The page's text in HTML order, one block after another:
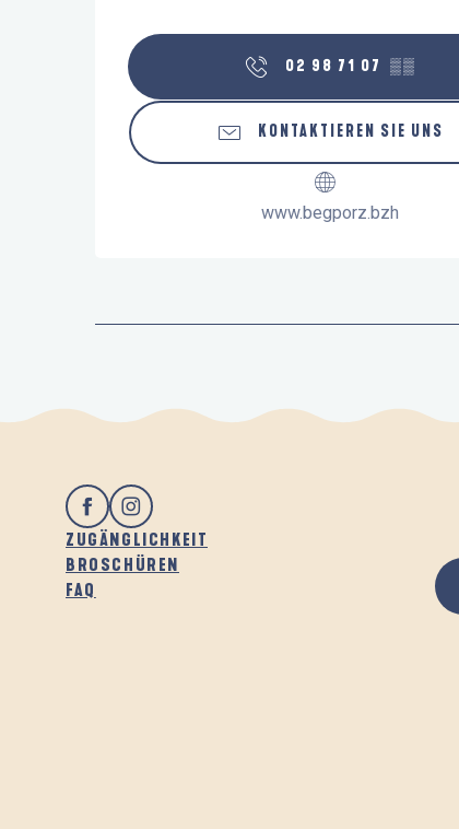
02 98 71 07 ▒▒
KONTAKTIEREN SIE UNS
www.begporz.bzh
ZUGÄNGLICHKEIT
BROSCHÜREN
FAQ